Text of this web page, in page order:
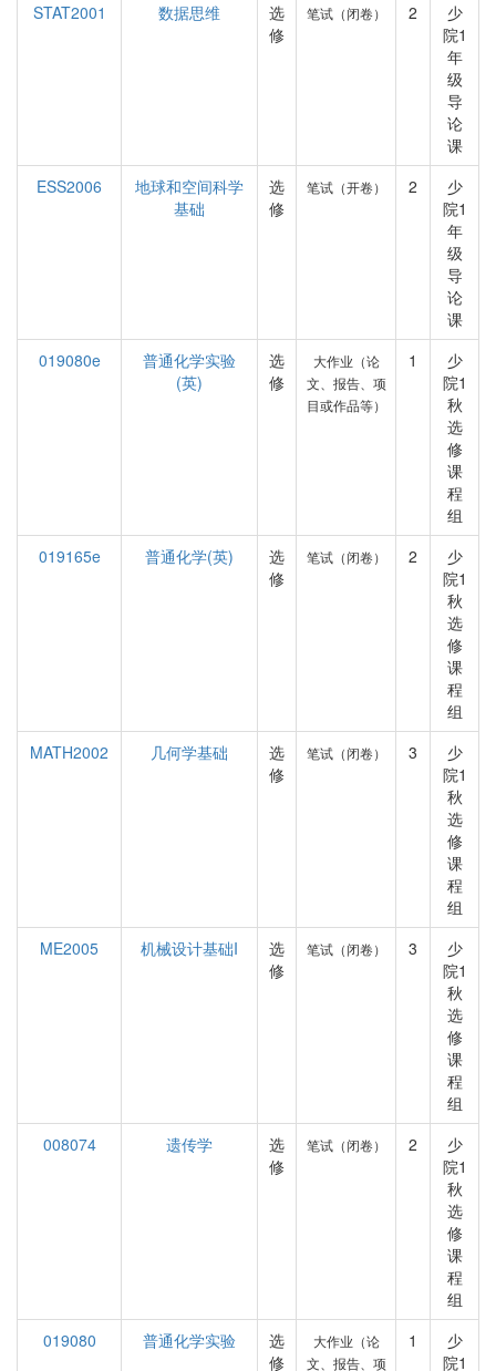
STAT2001
数据思维
选
修
笔试（闭卷） 2
少
院1
年
级
导
论
课
ESS2006
地球和空间科学
基础
选
修
笔试（开卷） 2
少
院1
年
级
导
论
课
019080e
普通化学实验
(英)
选
修
大作业（论
文、报告、项
目或作品等）
1
少
院1
秋
选
修
课
程
组
019165e
普通化学(英)
选
修
笔试（闭卷） 2
少
院1
秋
选
修
课
程
组
MATH2002
几何学基础
选
修
笔试（闭卷） 3
少
院1
秋
选
修
课
程
组
ME2005
机械设计基础I
选
修
笔试（闭卷） 3
少
院1
秋
选
修
课
程
组
008074
遗传学
选
修
笔试（闭卷） 2
少
院1
秋
选
修
课
程
组
019080
普通化学实验
选
修
大作业（论
文、报告、项
1
少
院1